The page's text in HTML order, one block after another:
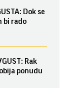
Dok se
bi rado
Rak
ponudu